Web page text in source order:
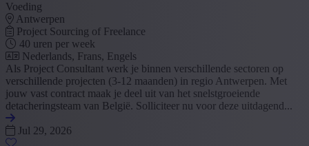
Voeding
Antwerpen
Project Sourcing of Freelance
40 uren per week
Nederlands, Frans, Engels
Als Project Consultant werk je binnen verschillende sectoren op
verschillende projecten (3-12 maanden) in regio Antwerpen. Met
jouw vast contract maak je deel uit van het snelstgroeiende
detacheringsteam van België. Solliciteer nu voor deze uitdagend...
Jul 29, 2026